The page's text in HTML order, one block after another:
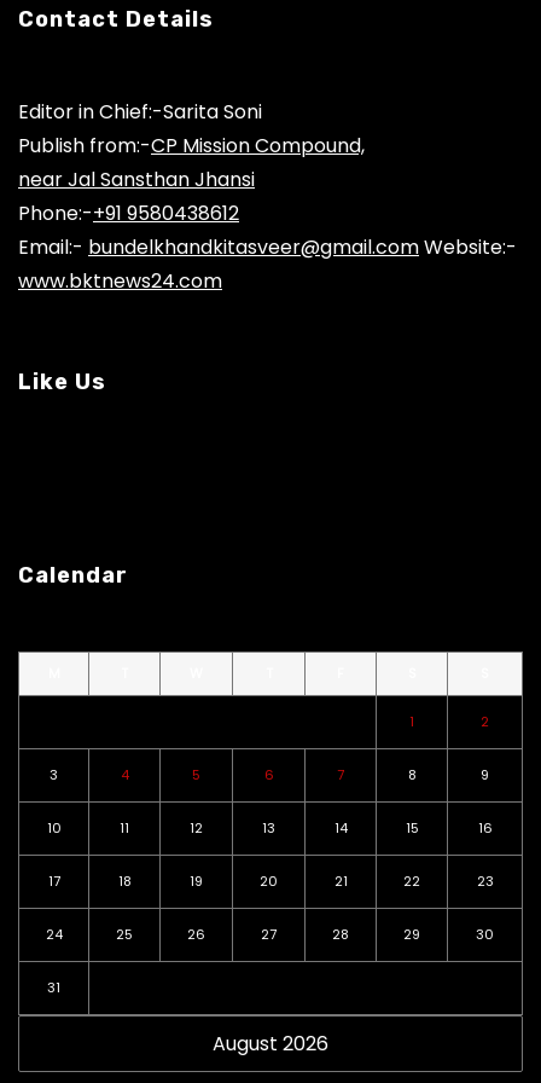
Contact Details
Editor in Chief:-Sarita Soni
Publish from:-CP Mission Compound,
near Jal Sansthan Jhansi
Phone:-+91 9580438612
Email:- bundelkhandkitasveer@gmail.comWebsite:-
www.bktnews24.com
Like Us
Calendar
August 2026
1 2
3 4 5 6 7 8 9
10 11 12 13 14 15 16
17 18 19 20 21 22 23
24 25 26 27 28 29 30
31